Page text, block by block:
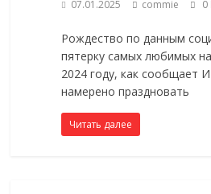
07.01.2025 commie 0
Рождество по данным
пятерку самых любимых
2024 году, как
намерено праздновать
Читать далее